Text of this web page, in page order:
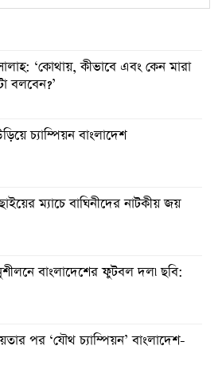
‘কোথায়, কীভাবে এবং কেন মারা
বলবেন?’
চ্যাম্পিয়ন বাংলাদেশ
ম্যাচে বাঘিনীদের নাটকীয় জয়
বাংলাদেশের ফুটবল দল৷ ছবি:
পর ‘যৌথ চ্যাম্পিয়ন’ বাংলাদেশ-